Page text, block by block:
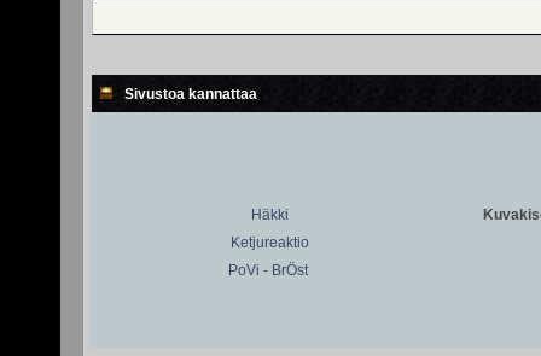
Sivustoa kannattaa
Häkki
Ketjureaktio
PoVi - BrÖst